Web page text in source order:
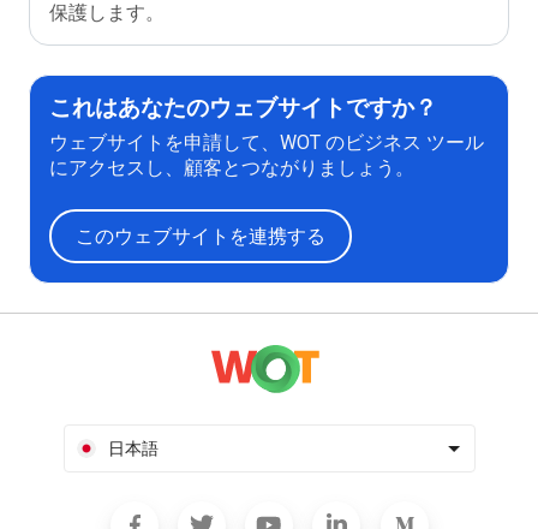
保護します。
これはあなたのウェブサイトですか？
ウェブサイトを申請して、WOT のビジネス ツール
にアクセスし、顧客とつながりましょう。
このウェブサイトを連携する
日本語